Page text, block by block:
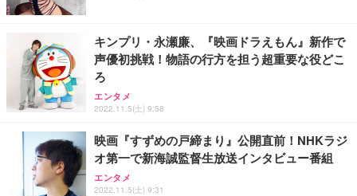
キンプリ・永瀬廉、『映画ドラえもん』新作で
声優初挑戦！物語の行方を担う超重要な役どこ
ろ
エンタメ
2022.11.5(土) 9:58
映画『すずめの戸締まり』公開直前！NHKラジ
オ第一で新海誠監督生放送インタビュー番組
エンタメ
2022.11.5(土) 9:31